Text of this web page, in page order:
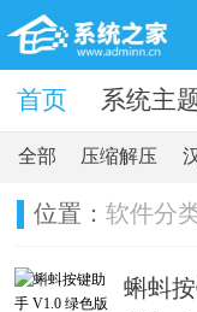
软件 系统主
首页
全部 压缩解压
位置： 软件分
蝌蚪